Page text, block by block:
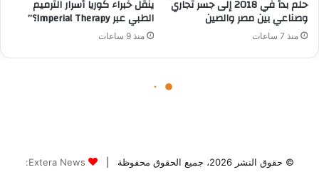
© حقوق النشر 2026، جميع الحقوق محفوظة | Extera News: